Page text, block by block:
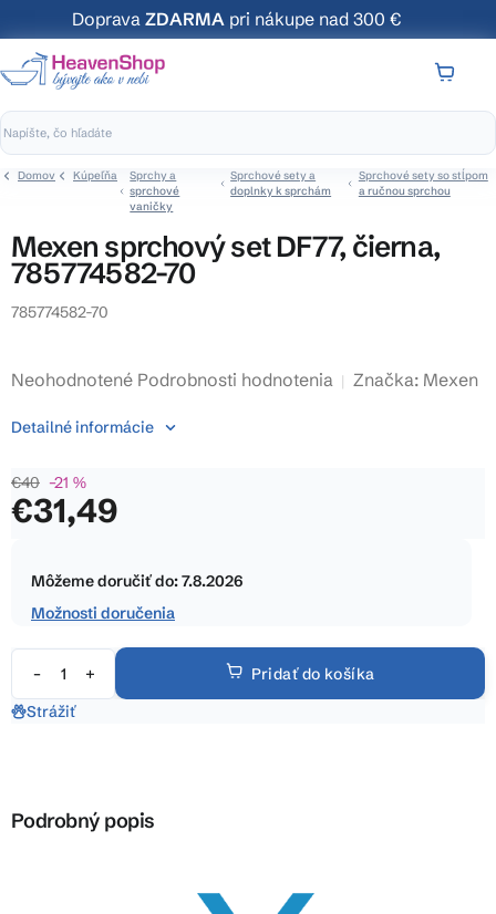
na
obsah
Doprava ZDARMA pri nákupe nad 300 €
KOŠÍK
Domov Kúpeľňa
Sprchy a
sprchové
vaničky
Sprchové sety a
doplnky k sprchám
Sprchové sety so stĺpom
a ručnou sprchou
Mexen sprchový set DF77, čierna,
785774582-70
785774582-70
Priemerné
produktu
0,0
z
Neohodnotené Podrobnosti hodnotenia Značka: Mexen
€40 –21 %
€31,49
cena:
Môžeme doručiť do:7.8.2026
Možnosti doručenia
Pridať do košíka
Detailné informácie
Strážiť
Podrobný popis